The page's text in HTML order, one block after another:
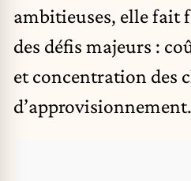
ambitieuses, elle fait
des défis majeurs :
et concentration des
d’approvisionnement.